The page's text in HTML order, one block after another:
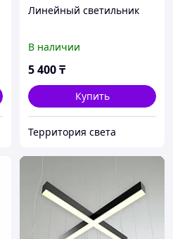
Линейный светильник
В наличии
5 400₸
Купить
Территория света